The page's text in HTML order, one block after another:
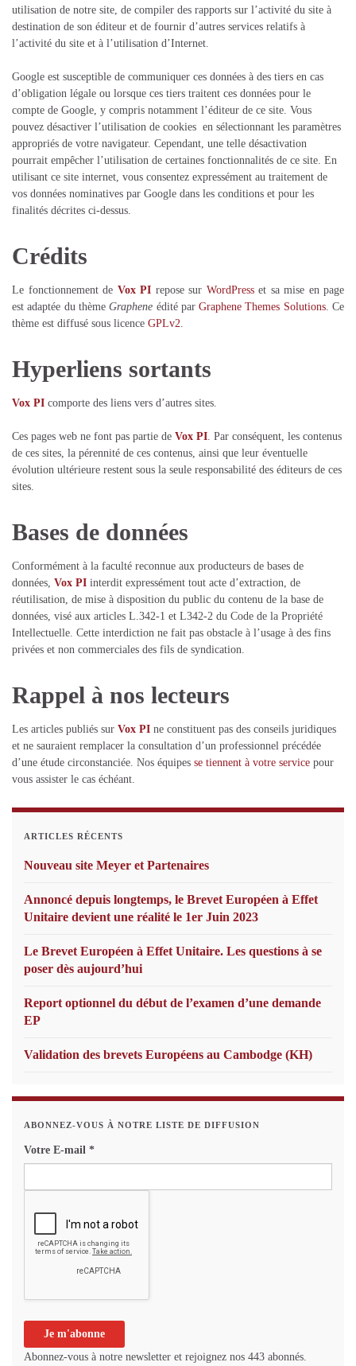
utilisation de notre site, de compiler des rapports sur l’activité du site à
destination de son éditeur et de fournir d’autres services relatifs à
l’activité du site et à l’utilisation d’Internet.
Google est susceptible de communiquer ces données à des tiers en cas
d’obligation légale ou lorsque ces tiers traitent ces données pour le
compte de Google, y compris notamment l’éditeur de ce site. Vous
pouvez désactiver l’utilisation de cookies en sélectionnant les paramètres
appropriés de votre navigateur. Cependant, une telle désactivation
pourrait empêcher l’utilisation de certaines fonctionnalités de ce site. En
utilisant ce site internet, vous consentez expressément au traitement de
vos données nominatives par Google dans les conditions et pour les
finalités décrites ci-dessus.
Crédits
Le fonctionnement de Vox PI repose sur WordPresset sa mise en page
est adaptée du thèmeGraphene édité parGraphene Themes Solutions. Ce
thème est diffusé sous licence GPLv2
Hyperliens sortants
Vox PI comporte des liens vers d’autres sites.
Ces pages web ne font pas partie de Vox PI . Par conséquent, les contenus
de ces sites, la pérennité de ces contenus, ainsi que leur éventuelle
évolution ultérieure restent sous la seule responsabilité des éditeurs de ces
sites.
Bases de données
Conformément à la faculté reconnue aux producteurs de bases de
données, Vox PI interdit expressément tout acte d’extraction, de
réutilisation, de mise à disposition du public du contenu de la base de
données, visé aux articles L.342-1 et L342-2 du Code de la Propriété
Intellectuelle. Cette interdiction ne fait pas obstacle à l’usage à des fins
privées et non commerciales des fils de syndication.
Rappel à nos lecteurs
Les articles publiés sur Vox PI ne constituent pas des conseils juridiques
et ne sauraient remplacer la consultation d’un professionnel précédée
d’une étude circonstanciée. Nos équipes se tiennent à votre service pour
vous assister le cas échéant.
ARTICLES RÉCENTS
Nouveau site Meyer et Partenaires
Annoncé depuis longtemps, le Brevet Européen à Effet
Unitaire devient une réalité le 1er Juin 2023
Le Brevet Européen à Effet Unitaire. Les questions à se
poser dès aujourd’hui
Report optionnel du début de l’examen d’une demande
EP
Validation des brevets Européens au Cambodge (KH)
ABONNEZ-VOUS À NOTRE LISTE DE DIFFUSION
Votre E-mail *
Abonnez-vous à notre newsletter et rejoignez nos 443 abonnés.